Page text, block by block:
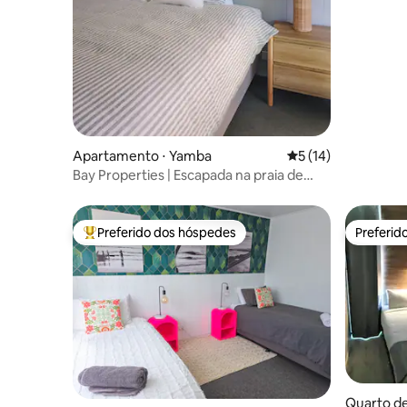
Apartamento ⋅ Yamba 5 de uma avaliação
5 (14)
Bay Properties | Escapada na praia de
Entre os melhores preferidos dos hóspedes
Preferido dos hóspedes
Quarto